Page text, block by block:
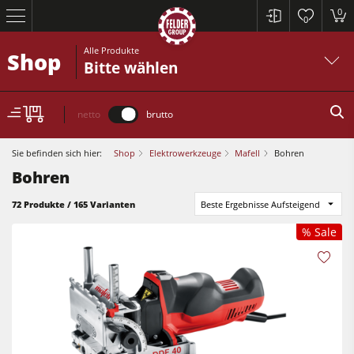
0
0
Kreissägen und Formatkreissägen
Hobelmaschinen
Fräsmaschinen
Kreissäge-Fräsmaschinen
Kreissägen und Formatkreissägen
Shop Alle Produkte
Bitte wählen
netto brutto
Sie befinden sich hier: Shop Elektrowerkzeuge Mafell Bohren
Bohren
72 Produkte / 165 Varianten Beste Ergebnisse Aufsteigend
% Sale